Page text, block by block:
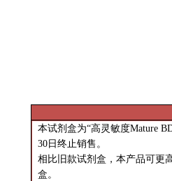
本试剂盒为“高灵敏度Mature
30日终止销售。
相比旧款试剂盒，本产品可更
盒。